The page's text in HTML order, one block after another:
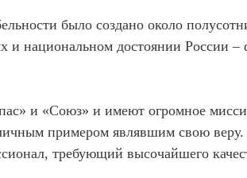
было создано около
национальном достоянии России
и «Союз» и имеют огромное
примером являвшим свою
требующий высочайшего